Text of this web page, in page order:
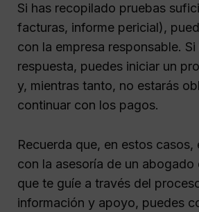
Si has recopilado pruebas
facturas, informe pericial),
con la empresa responsable.
respuesta, puedes iniciar un
y, mientras tanto, no estarás
continuar con los pagos.
Recuerda que, en estos
con la asesoría de un abogado
que te guíe a través del
información y apoyo, puedes